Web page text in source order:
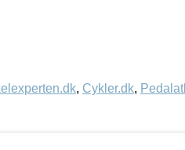
, Cykler.dk,